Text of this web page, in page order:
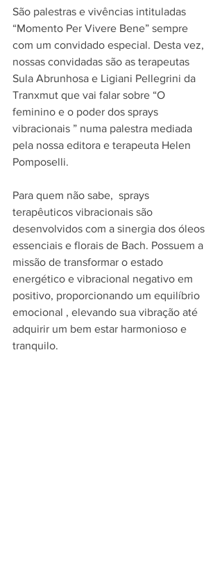
São palestras e vivências intituladas
“Momento Per Vivere Bene” sempre
com um convidado especial. Desta vez,
nossas convidadas são as terapeutas
Sula Abrunhosa e Ligiani Pellegrini da
Tranxmut que vai falar sobre “O
feminino e o poder dos sprays
vibracionais ” numa palestra mediada
pela nossa editora e terapeuta Helen
Pomposelli.
Para quem não sabe,  sprays
terapêuticos vibracionais são
desenvolvidos com a sinergia dos óleos
essenciais e florais de Bach. Possuem a
missão de transformar o estado
energético e vibracional negativo em
positivo, proporcionando um equilíbrio
emocional , elevando sua vibração até
adquirir um bem estar harmonioso e
tranquilo.